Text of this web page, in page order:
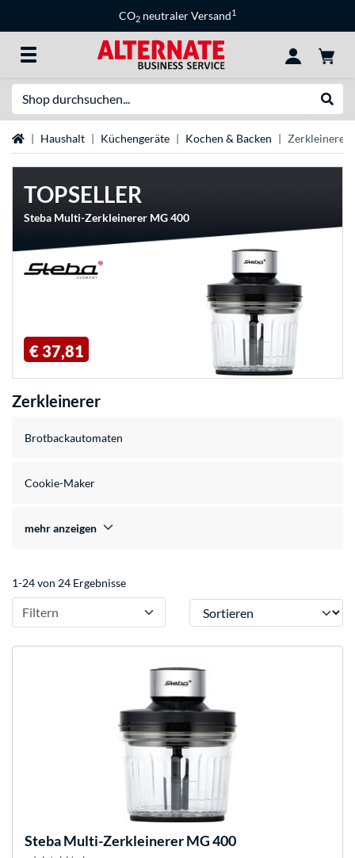
CO2 neutraler Versand1
StartseiteHaushalt Küchengeräte Kochen & Backen Zerkleinerer
TOPSELLER
Steba Multi-Zerkleinerer MG 400
€ 37,81
Zerkleinerer
Brotbackautomaten
Cookie-Maker
mehr anzeigen
1-24 von 24 Ergebnisse
Filtern Sortieren
StebaMulti-Zerkleinerer MG 400